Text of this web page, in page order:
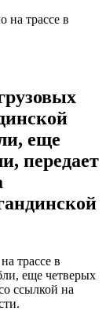
еще
передает
трассе в
еще четверых
ссылкой на